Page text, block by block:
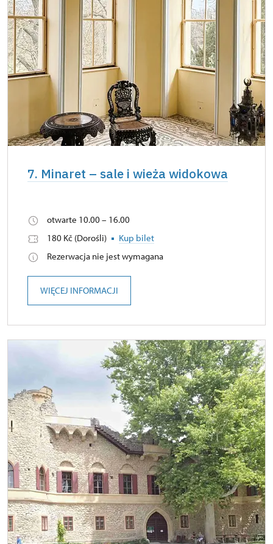
7. Minaret – sale i wieża widokowa
otwarte 10.00 – 16.00
180 Kč (Dorośli)
Kup bilet
Rezerwacja nie jest wymagana
WIĘCEJ INFORMACJI